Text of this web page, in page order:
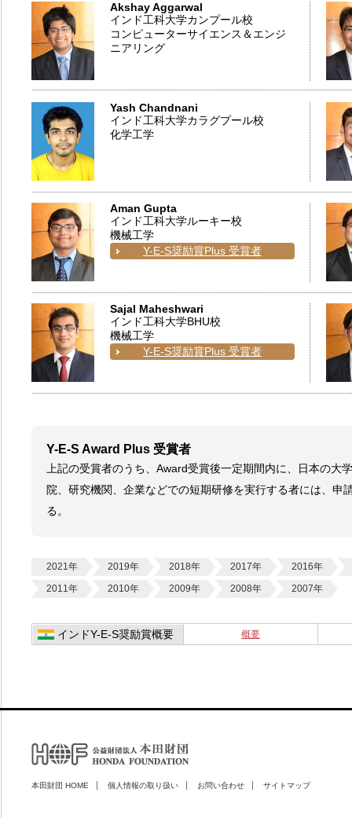
Akshay Aggarwal
インド工科大学カンプール校
コンピューターサイエンス＆エンジ
ニアリング
Yash Chandnani
インド工科大学カラグプール校
化学工学
Aman Gupta
インド工科大学ルーキー校
機械工学
Y-E-S奨励賞Plus 受賞者
Sajal Maheshwari
インド工科大学BHU校
機械工学
Y-E-S奨励賞Plus 受賞者
Y-E-S Award Plus 受賞者
上記の受賞者のうち、Award受賞後一定期間内に、日本の大
院、研究機関、企業などでの短期研修を実行する者には、申
る。
2021年 2019年 2018年 2017年
2016年
2011年
2010年 2009年 2008年 2007年
インドY-E-S奨励賞概要 概要
本田財団 HOME 個人情報の取り扱い お問い合わせ サイトマップ